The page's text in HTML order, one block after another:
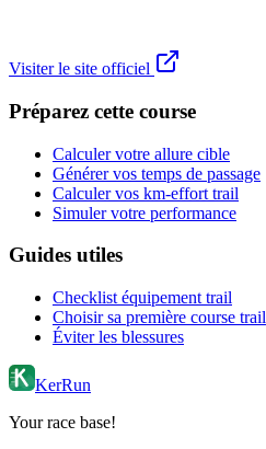
Visiter le site officiel
Préparez cette course
Calculer votre allure cible
Générer vos temps de passage
Calculer vos km-effort trail
Simuler votre performance
Guides utiles
Checklist équipement trail
Choisir sa première course trail
Éviter les blessures
KerRun
Your race base!